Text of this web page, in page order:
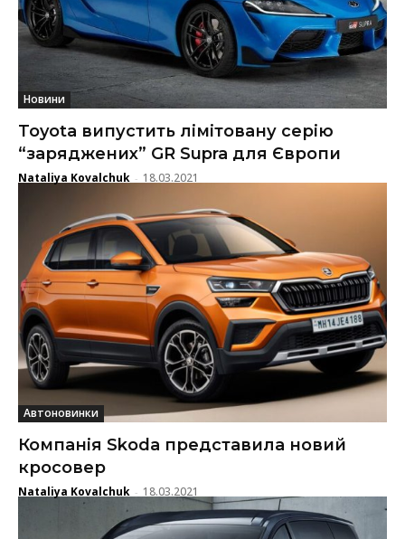
Новини
Toyota випустить лімітовану серію
“заряджених” GR Supra для Європи
Nataliya Kovalchuk - 18.03.2021
Автоновинки
Компанія Skoda представила новий
кросовер
Nataliya Kovalchuk - 18.03.2021